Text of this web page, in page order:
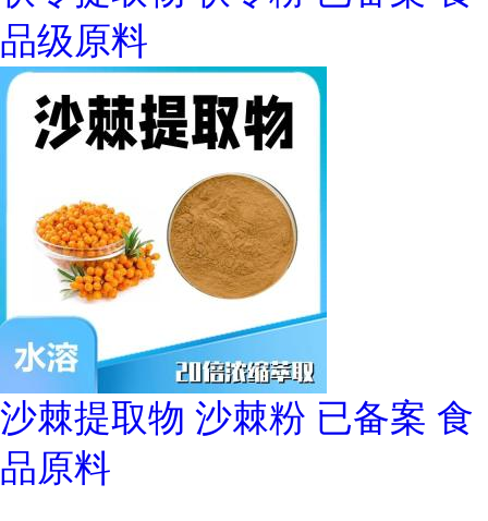
品级原料
沙棘提取物 沙棘粉 已备案 食
品原料